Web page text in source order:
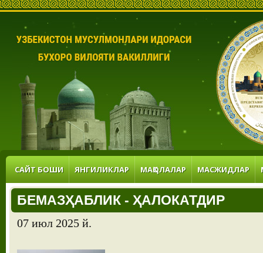
САЙТ БОШИ ЯНГИЛИКЛАР МАҚОЛАЛАР МАСЖИДЛАР
БЕМАЗҲАБЛИК - ҲАЛОКАТДИР
07 июл 2025 й.